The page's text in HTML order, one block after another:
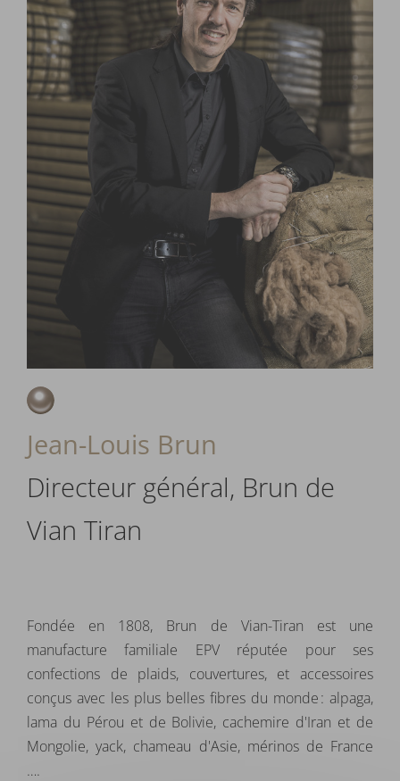
Jean-Louis Brun
Directeur général, Brun de
Vian Tiran
Fondée en 1808, Brun de Vian-Tiran est une
manufacture familiale EPV réputée pour ses
confections de plaids, couvertures, et accessoires
conçus avec les plus belles fibres du monde : alpaga,
lama du Pérou et de Bolivie, cachemire d'Iran et de
Mongolie, yack, chameau d'Asie, mérinos de France
….